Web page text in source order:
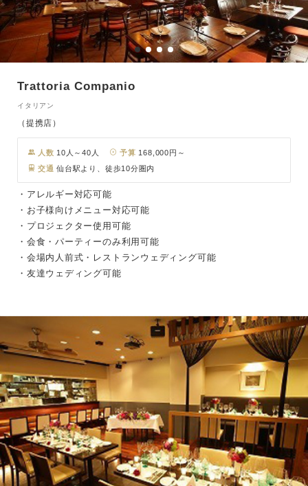
Trattoria Companio
イタリアン
（提携店）
人数 10人～40人 予算 168,000円～
交通 仙台駅より、徒歩10分圏内
・アレルギー対応可能
・お子様向けメニュー対応可能
・プロジェクター使用可能
・会食・パーティーのみ利用可能
・会場内人前式・レストランウェディング可能
・友達ウェディング可能